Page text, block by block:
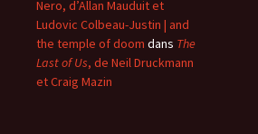
Nero, d’Allan Mauduit et
Ludovic Colbeau-Justin | and
the temple of doom dans The
Last of Us, de Neil Druckmann
et Craig Mazin